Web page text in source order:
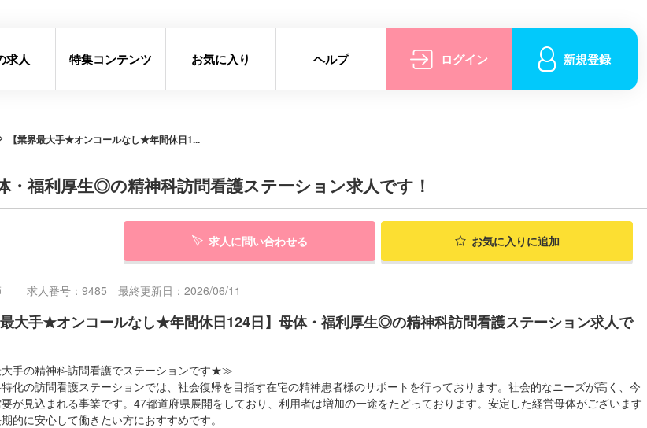
求人 特集コンテンツ お気に入り ヘルプ ログイン 新規登録
【業界最大手★オンコールなし★年間休日1...
福利厚生◎の精神科訪問看護ステーション求人です！
求人に問い合わせる お気に入りに追加
求人番号：9485 最終更新日：2026/06/11
最大手★オンコールなし★年間休日124日】母体・福利厚生◎の精神科訪問看護ステーション求人で
手の精神科訪問看護でステーションです★≫
化の訪問看護ステーションでは、社会復帰を目指す在宅の精神患者様のサポートを行っております。社会的なニーズが高く、今
が見込まれる事業です。47都道府県展開をしており、利用者は増加の一途をたどっております。安定した経営母体がございます
的に安心して働きたい方におすすめです。